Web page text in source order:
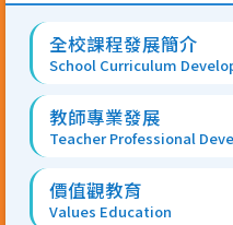
Main
navigation
全校課程發展簡介
School Curriculum
教師專業發展
Teacher Professional
價值觀教育
Values Education